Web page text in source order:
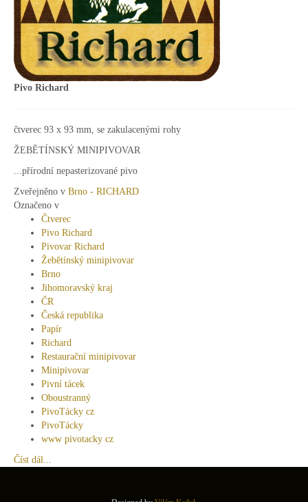
Pivo Richard
čtverec 93 x 93 mm, se zakulacenými rohy
ŽEBĚTÍNSKÝ MINIPIVOVAR
...přírodní nepasterizované pivo
Zveřejněno v Brno - RICHARD
Označeno v
Čtverec
Pivo Richard
Pivovar Richard
Žebětínský minipivovar
Brno
Jihomoravský kraj
ČR
Česká republika
Papír
Richard
Restaurační minipivovar
Minipivovar
Pivní tácek
Oboustranný
PivoTácky cz
PivoTácky
www pivotacky cz
Číst dál...